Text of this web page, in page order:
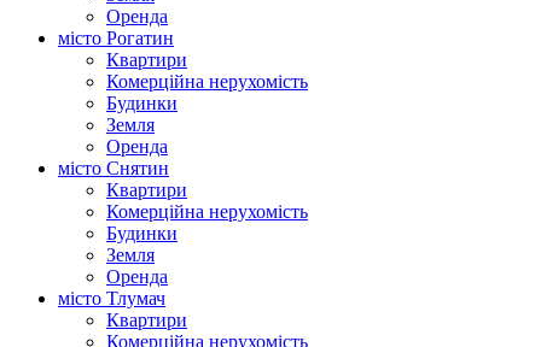
Оренда
місто Рогатин
Квартири
Комерційна нерухомість
Будинки
Земля
Оренда
місто Снятин
Квартири
Комерційна нерухомість
Будинки
Земля
Оренда
місто Тлумач
Квартири
Комерційна нерухомість